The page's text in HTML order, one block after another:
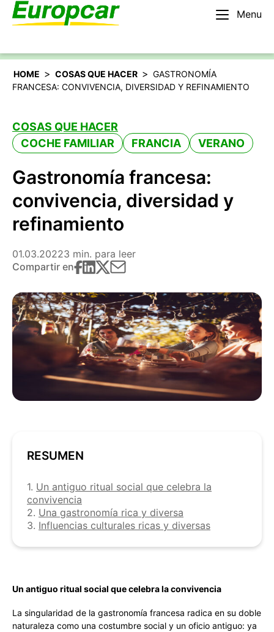
Menu
Español
HOME > COSAS QUE HACER > GASTRONOMÍA
FRANCESA: CONVIVENCIA, DIVERSIDAD Y REFINAMIENTO
COSAS QUE HACER
COCHE FAMILIAR
FRANCIA VERANO
Gastronomía francesa:
convivencia, diversidad y
refinamiento
01.03.20223 min. para leer
Compartir en
RESUMEN
1. Un antiguo ritual social que celebra la
convivencia
2. Una gastronomía rica y diversa
3. Influencias culturales ricas y diversas
Un antiguo ritual social que celebra la convivencia
La singularidad de la gastronomía francesa radica en su doble
naturaleza como una costumbre social y un oficio antiguo: ya